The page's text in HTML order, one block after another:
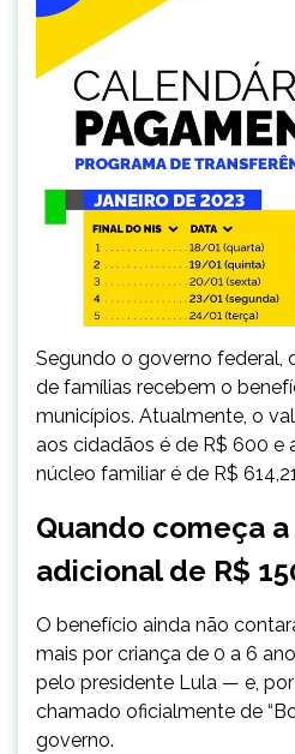
Segundo o governo federal,
de famílias recebem o
municípios. Atualmente, o
aos cidadãos é de R$ 600 e
núcleo familiar é de R$
Quando começa
adicional de R$
O benefício ainda não
mais por criança de 0 a 6
pelo presidente Lula — e,
chamado oficialmente de
governo.